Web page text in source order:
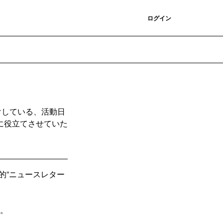
ログイン
ている、活動日
立てさせていた
”ニュースレター